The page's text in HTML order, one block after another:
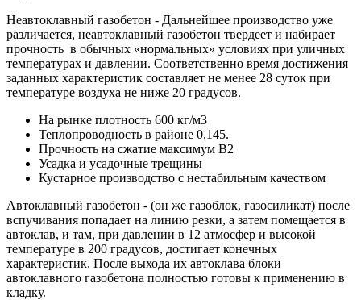
Неавтоклавный газобетон - Дальнейшее производство уже
различается, неавтоклавный газобетон твердеет и набирает
прочность в обычных «нормальных» условиях при уличных
температурах и давлении. Соответственно время достижения
заданных характеристик составляет не менее 28 суток при
температуре воздуха не ниже 20 градусов.
На рынке плотность 600 кг/м3
Теплопроводность в районе 0,145.
Прочность на сжатие максимум B2
Усадка и усадочные трещины
Кустарное производство с нестабильным качеством
Автоклавный газобетон - (он же газоблок, газосиликат) после
вспучивания попадает на линию резки, а затем помещается в
автоклав, и там, при давлении в 12 атмосфер и высокой
температуре в 200 градусов, достигает конечных
характеристик. После выхода их автоклава блоки
автоклавного газобетона полностью готовы к применению в
кладку.